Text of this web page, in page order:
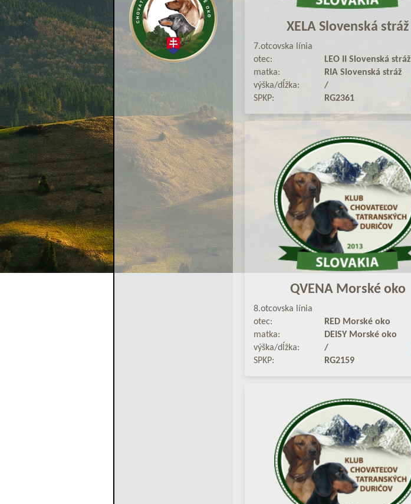
XELA Slovenská stráž
7.otcovska línia
otec:
LEO II Slovenská stráž
matka:
RIA Slovenská stráž
výška/dĺžka:
/
SPKP:
RG2361
QVENA Morské oko
8.otcovska línia
otec:
RED Morské oko
matka:
DEISY Morské oko
výška/dĺžka:
/
SPKP:
RG2159